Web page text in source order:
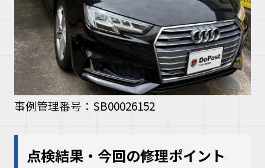
事例管理番号：SB00026152
点検結果・今回の修理ポイント